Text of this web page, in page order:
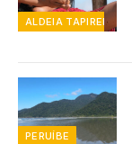
ALDEIA TAPIREMA
PERUÍBE